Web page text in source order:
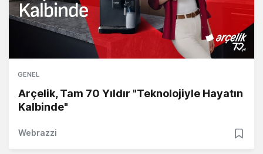
GENEL
Arçelik, Tam 70 Yıldır "Teknolojiyle Hayatın
Kalbinde"
Webrazzi